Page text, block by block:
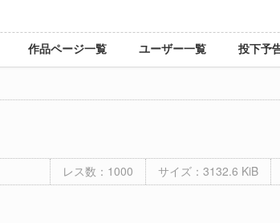
作品ページ一覧 ユーザー一覧 投下予
レス数：1000 サイズ：3132.6 KiB